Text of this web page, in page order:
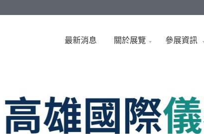
最新消息 關於展覽 參展資訊